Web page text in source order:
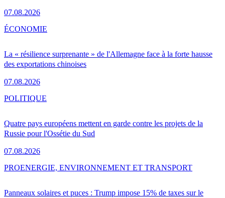
07.08.2026
La « résilience surprenante » de l'Allemagne face à la forte hausse
des exportations chinoises
07.08.2026
ÉCONOMIE
Quatre pays européens mettent en garde contre les projets de la
Russie pour l'Ossétie du Sud
07.08.2026
POLITIQUE
Panneaux solaires et puces : Trump impose 15% de taxes sur le
PROENERGIE, ENVIRONNEMENT ET TRANSPORT